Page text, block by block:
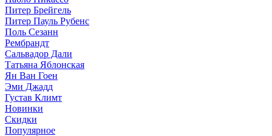
Питер Брейгель
Питер Пауль Рубенс
Поль Сезанн
Рембрандт
Сальвадор Дали
Татьяна Яблонская
Ян Ван Гоен
Эми Джадд
Густав Климт
Новинки
Скидки
Популярное